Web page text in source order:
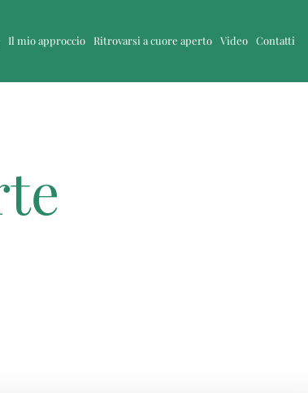
Il mio approccio Ritrovarsi a cuore aperto Video Contatti